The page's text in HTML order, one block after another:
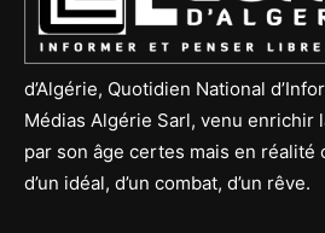
d’Algérie, Quotidien National
Médias Algérie Sarl, venu enrichir
par son âge certes mais en réalité
d’un idéal, d’un combat, d’un rêve.